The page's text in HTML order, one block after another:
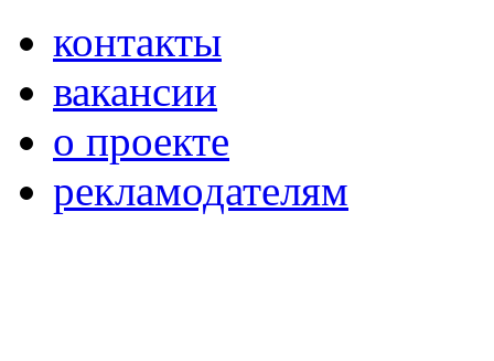
контакты
вакансии
о проекте
рекламодателям